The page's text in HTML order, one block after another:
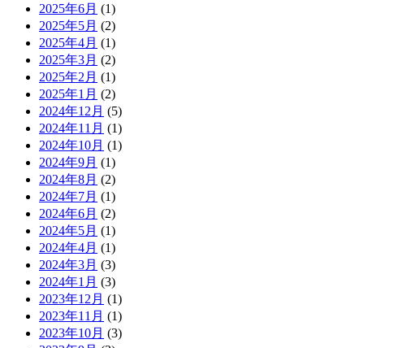
2025年6月 (1)
2025年5月 (2)
2025年4月 (1)
2025年3月 (2)
2025年2月 (1)
2025年1月 (2)
2024年12月 (5)
2024年11月 (1)
2024年10月 (1)
2024年9月 (1)
2024年8月 (2)
2024年7月 (1)
2024年6月 (2)
2024年5月 (1)
2024年4月 (1)
2024年3月 (3)
2024年1月 (3)
2023年12月 (1)
2023年11月 (1)
2023年10月 (3)